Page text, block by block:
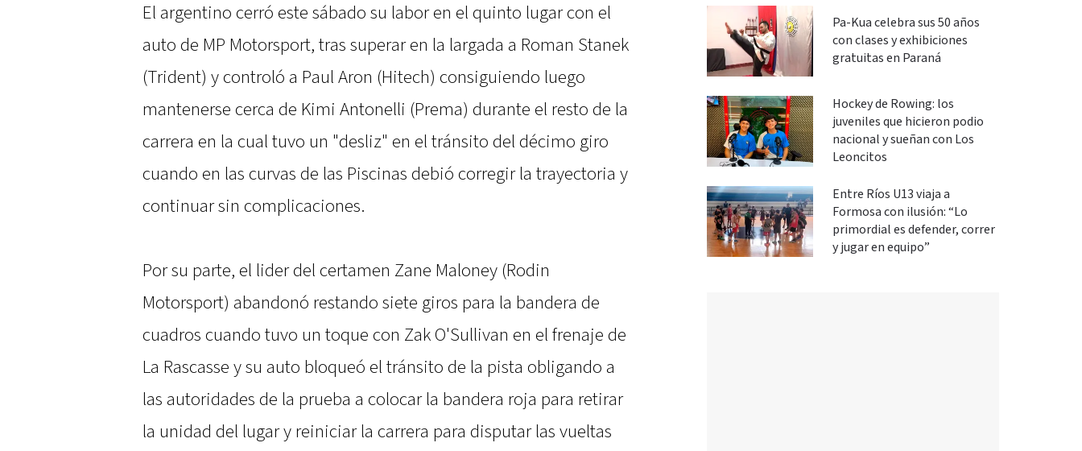
El argentino cerró este sábado su labor en el quinto lugar con el
auto de MP Motorsport, tras superar en la largada a Roman Stanek
(Trident) y controló a Paul Aron (Hitech) consiguiendo luego
mantenerse cerca de Kimi Antonelli (Prema) durante el resto de la
carrera en la cual tuvo un "desliz" en el tránsito del décimo giro
cuando en las curvas de las Piscinas debió corregir la trayectoria y
continuar sin complicaciones.
Por su parte, el lider del certamen Zane Maloney (Rodin
Motorsport) abandonó restando siete giros para la bandera de
cuadros cuando tuvo un toque con Zak O'Sullivan en el frenaje de
La Rascasse y su auto bloqueó el tránsito de la pista obligando a
las autoridades de la prueba a colocar la bandera roja para retirar
la unidad del lugar y reiniciar la carrera para disputar las vueltas
Pa-Kua celebra sus 50 años
con clases y exhibiciones
gratuitas en Paraná
Hockey de Rowing: los
juveniles que hicieron podio
nacional y sueñan con Los
Leoncitos
Entre Ríos U13 viaja a
Formosa con ilusión: “Lo
primordial es defender, correr
y jugar en equipo”